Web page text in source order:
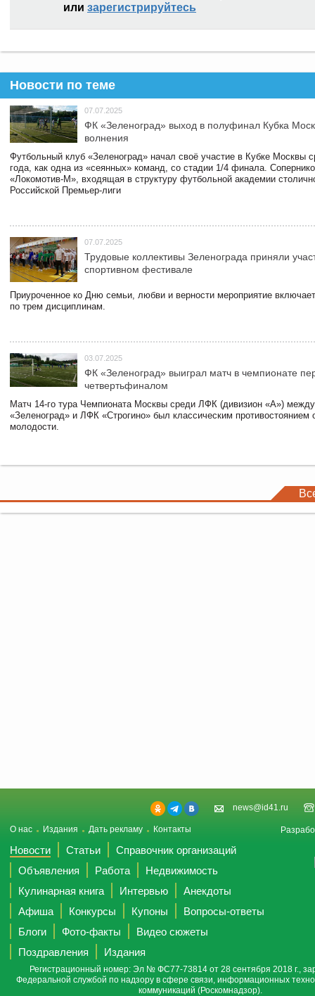
или зарегистрируйтесь
Новости по теме
07.07.2025
ФК «Зеленоград» выход в полуфинал Кубка
волнения
Футбольный клуб «Зеленоград» начал своё участие в Кубке Москвы
года, как одна из «сеянных» команд, со стадии 1/4 финала.
«Локомотив-М», входящая в структуру футбольной академии
Российской Премьер-лиги
07.07.2025
Трудовые коллективы Зеленограда приняли
спортивном фестивале
Приуроченное ко Дню семьи, любви и верности мероприятие
по трем дисциплинам.
03.07.2025
ФК «Зеленоград» выиграл матч в чемпионате
четвертьфиналом
Матч 14-го тура Чемпионата Москвы среди ЛФК (дивизион «А»)
«Зеленоград» и ЛФК «Строгино» был классическим противостоянием
молодости.
news@id41.ru
О нас Издания Дать рекламу Контакты
Новости Статьи
Справочник организаций
Объявления
Работа
Недвижимость
Кулинарная книга
Интервью
Анекдоты
Афиша
Конкурсы Купоны
Вопросы-ответы
Блоги
Фото-факты
Видео сюжеты
Поздравления
Издания
Регистрационный номер: Эл № ФС77-73814 от 28 сентября 2018 г.,
Федеральной службой по надзору в сфере связи, информационных
коммуникаций (Роскомнадзор).